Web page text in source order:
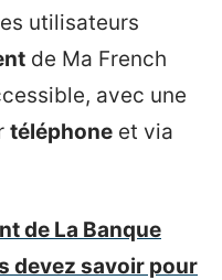
utilisateurs
de Ma French
avec une
téléphone et via
de La Banque
devez savoir pour